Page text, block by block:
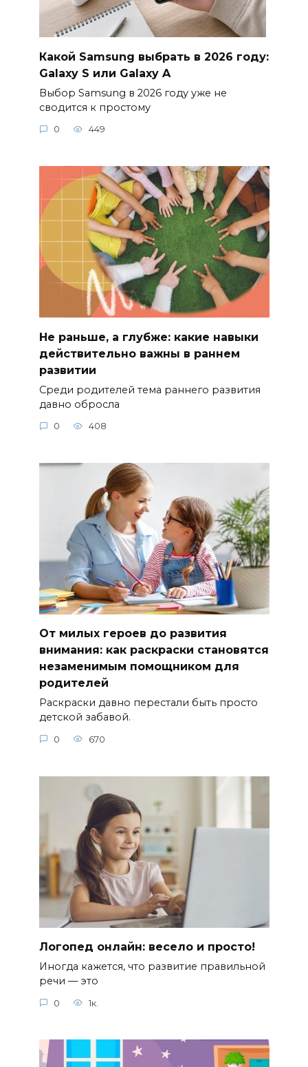
Какой Samsung выбрать в 2026 году:
Galaxy S или Galaxy A
Выбор Samsung в 2026 году уже не
сводится к простому
0 449
Не раньше, а глубже: какие навыки
действительно важны в раннем
развитии
Среди родителей тема раннего развития
давно обросла
0 408
От милых героев до развития
внимания: как раскраски становятся
незаменимым помощником для
родителей
Раскраски давно перестали быть просто
детской забавой.
0 670
Логопед онлайн: весело и просто!
Иногда кажется, что развитие правильной
речи — это
0 1к.